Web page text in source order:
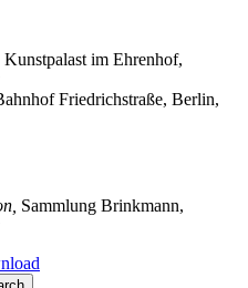
Kunstpalast im Ehrenhof,
Friedrichstraße, Berlin,
Sammlung Brinkmann,